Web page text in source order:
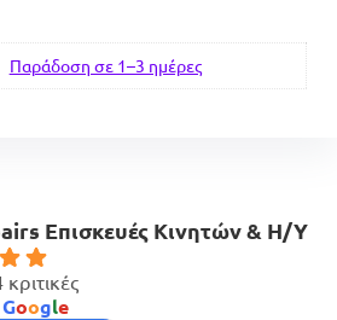
Παράδοση σε 1–3 ημέρες
Επισκευές Κινητών & H/Y
Google